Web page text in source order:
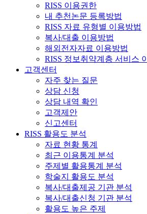
RISS 이용권한
내 추천논문 등록방법
RISS 자료 유형별 이용방법
복사/대출 이용방법
해외전자자료 이용방법
RISS 정보취약계층 서비스
고객센터
자주 찾는 질문
상담 신청
상담 내역 확인
고객제안
신고센터
RISS 활용도 분석
자료 현황 통계
최근 이용통계 분석
주제별 활용통계 분석
학술지 활용도 분석
복사/대출제공 기관 분석
복사/대출신청 기관 분석
활용도 높은 주제